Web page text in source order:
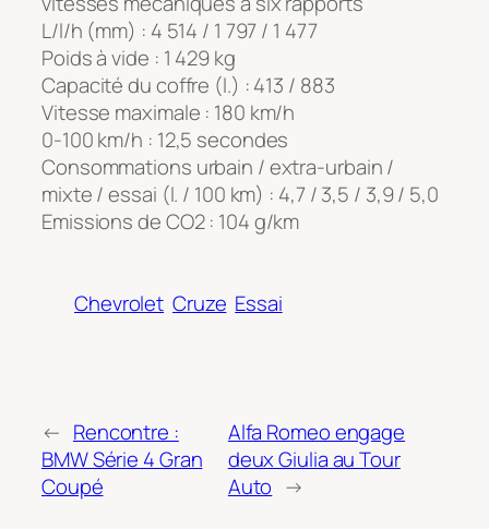
L/l/h (mm) : 4 514 / 1 797 / 1 477
Poids à vide : 1 429 kg
Capacité du coffre (l.) : 413 / 883
Vitesse maximale : 180 km/h
0-100 km/h : 12,5 secondes
Consommations urbain / extra-urbain /
mixte / essai (l. / 100 km) : 4,7 / 3,5 / 3,9 / 5,0
Emissions de CO2 : 104 g/km
Chevrolet Cruze Essai
← Rencontre :
BMW Série 4 Gran
Coupé
Alfa Romeo engage
deux Giulia au Tour
Auto →